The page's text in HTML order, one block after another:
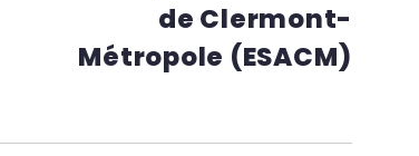
de Clermont-
Métropole (ESACM)